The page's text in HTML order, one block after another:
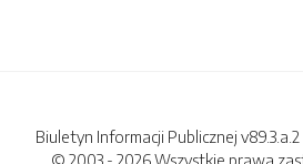
Biuletyn Informacji Publicznej v89.3.a.2
© 2003 - 2026 Wszystkie prawa